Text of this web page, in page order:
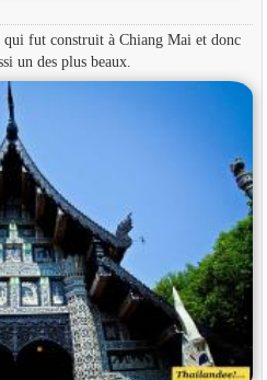
fut construit à Chiang Mai et donc
un des plus beaux.